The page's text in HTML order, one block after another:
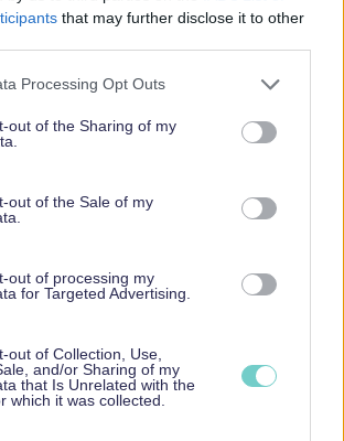
that may further disclose it to other
website/app uses one or more Google
visit or usage behaviour. You may click to
to Google and its third-party tags to
below specified purposes in below Google
Processing Opt Outs
out of the Sharing of my
out of the Sale of my
out of processing my
for Targeted Advertising.
out of Collection, Use,
and/or Sharing of my
that Is Unrelated with the
which it was collected.
nettikulut ja
yrittäjän
ja ohjelmistot ovat nykyään
työkaluja. Monelle